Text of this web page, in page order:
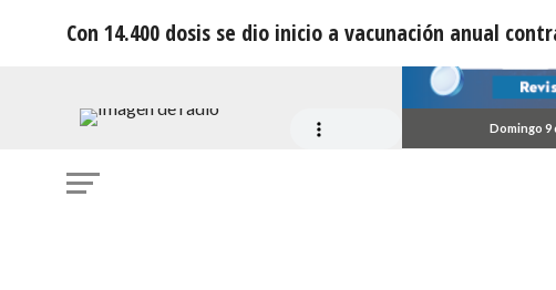
Domingo 9
Con 14.400 dosis se dio inicio a vacunación anual
COVID
Con 14.400 dosis se dio inicio a